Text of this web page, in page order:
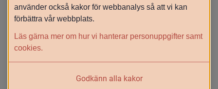
Socialnämndens uppgift är att försöka
fastställa föräldraskapet.
använder också kakor för webbanalys så att vi kan
förbättra vår webbplats.
Läs gärna mer om hur vi hanterar personuppgifter samt
cookies.
Godkänn alla kakor